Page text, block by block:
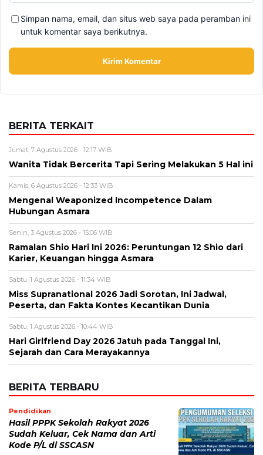
Alamat email tidak akan dipublikasikan. Kolom wajib ditandai *.
Komentar*
Nama*
Email*
Simpan nama, email, dan situs web saya pada peramban ini
untuk komentar saya berikutnya.